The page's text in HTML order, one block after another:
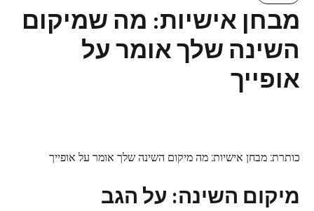
מבחן אישיות: מה שמיקום
השינה שלך אומר על
אופייך
כותרת: מבחן אישיות: מה מיקום השינה שלך אומר על אופייך
מיקום השינה: על הגב